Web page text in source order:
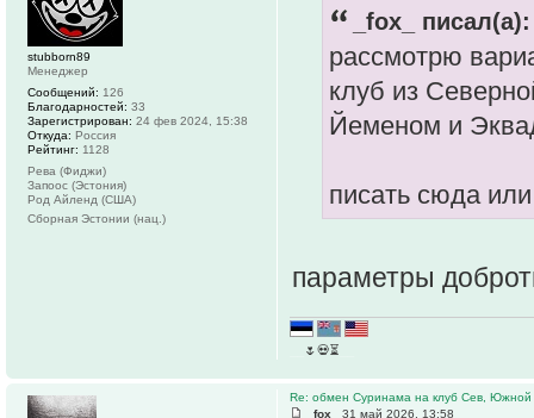
_fox_ писал(а):
рассмотрю
клуб из
Йеменом и
писать сюда
параметры
🌷💀⏳
stubborn89
Менеджер
Сообщений: 126
Благодарностей: 33
Зарегистрирован: 24 фев 2024, 15:38
Откуда: Россия
Рейтинг: 1128
Рева (Фиджи)
Запоос (Эстония)
Род Айленд (США)
Сборная Эстонии (нац.)
Re: обмен Суринама на клуб Сев,
_fox_
31 май 2026, 13:58